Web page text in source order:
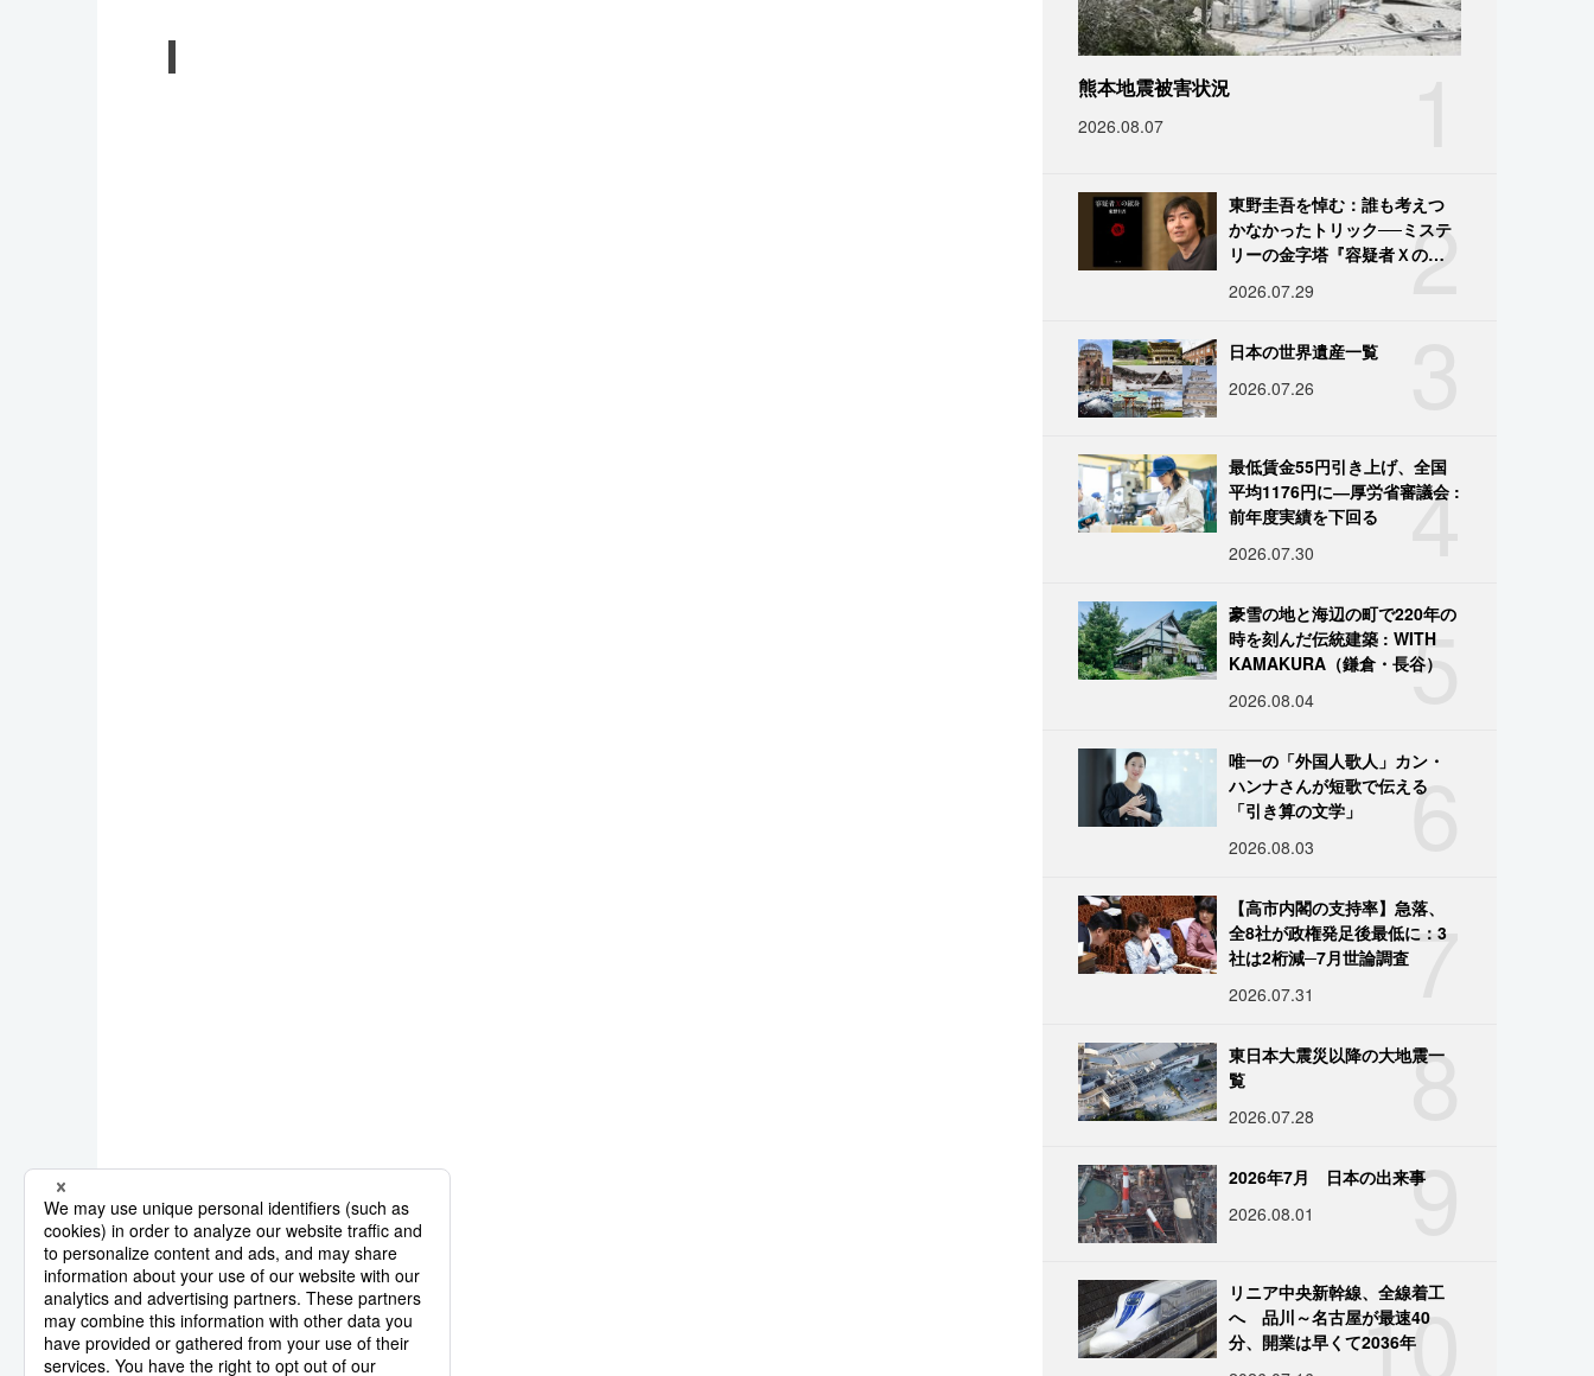
熊本地震被害状況
2026.08.07
2
東野圭吾を悼む：誰も考えつ
かなかったトリック──ミステ
リーの金字塔『容疑者Ｘの献
2026.07.29
日本の世界遺産一覧
2026.07.26
4
最低賃金55円引き上げ、全国
平均1176円に―厚労省審議会 :
前年度実績を下回る
2026.07.30
5
豪雪の地と海辺の町で220年の
時を刻んだ伝統建築 : WITH
KAMAKURA（鎌倉・長谷）
2026.08.04
6
唯一の「外国人歌人」カン・
ハンナさんが短歌で伝える
「引き算の文学」
2026.08.03
7
【高市内閣の支持率】急落、
全8社が政権発足後最低に：3
社は2桁減─7月世論調査
2026.07.31
8
東日本大震災以降の大地震一
覧
2026.07.28
9
2026年7月 日本の出来事
2026.08.01
10
リニア中央新幹線、全線着工
へ 品川～名古屋が最速40
分、開業は早くて2036年